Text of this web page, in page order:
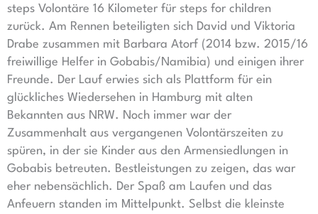
steps Volontäre 16 Kilometer für steps for children
zurück. Am Rennen beteiligten sich David und Viktoria
Drabe zusammen mit Barbara Atorf (2014 bzw. 2015/16
freiwillige Helfer in Gobabis/Namibia) und einigen ihrer
Freunde. Der Lauf erwies sich als Plattform für ein
glückliches Wiedersehen in Hamburg mit alten
Bekannten aus NRW. Noch immer war der
Zusammenhalt aus vergangenen Volontärszeiten zu
spüren, in der sie Kinder aus den Armensiedlungen in
Gobabis betreuten. Bestleistungen zu zeigen, das war
eher nebensächlich. Der Spaß am Laufen und das
Anfeuern standen im Mittelpunkt. Selbst die kleinste